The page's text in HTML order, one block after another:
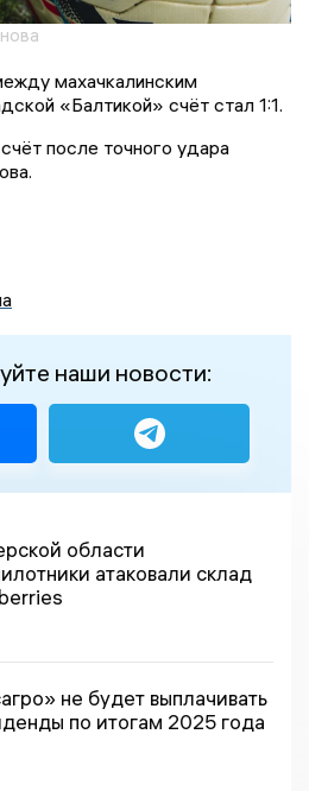
махачкалинским
«Балтикой» счёт стал 1:1.
после точного удара
наши новости:
области
атаковали склад
не будет выплачивать
по итогам 2025 года